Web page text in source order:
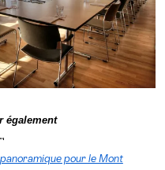
également
pour le Mont